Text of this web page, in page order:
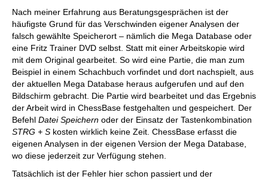
Nach meiner Erfahrung aus Beratungsgesprächen ist der
häufigste Grund für das Verschwinden eigener Analysen der
falsch gewählte Speicherort – nämlich die Mega Database oder
eine Fritz Trainer DVD selbst. Statt mit einer Arbeitskopie wird
mit dem Original gearbeitet. So wird eine Partie, die man zum
Beispiel in einem Schachbuch vorfindet und dort nachspielt, aus
der aktuellen Mega Database heraus aufgerufen und auf den
Bildschirm gebracht. Die Partie wird bearbeitet und das Ergebnis
der Arbeit wird in ChessBase festgehalten und gespeichert. Der
Befehl Datei Speichern oder der Einsatz der Tastenkombination
STRG + S kosten wirklich keine Zeit. ChessBase erfasst die
eigenen Analysen in der eigenen Version der Mega Database,
wo diese jederzeit zur Verfügung stehen.
Tatsächlich ist der Fehler hier schon passiert und der